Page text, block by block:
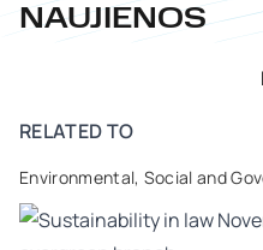
NAUJIENOS
RELATED TO
Environmental, Social and